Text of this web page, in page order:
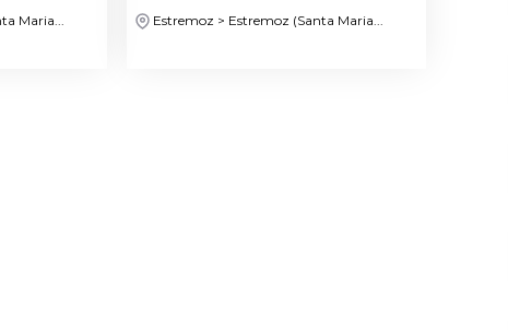
Maria... Estremoz > Estremoz (Santa Maria...